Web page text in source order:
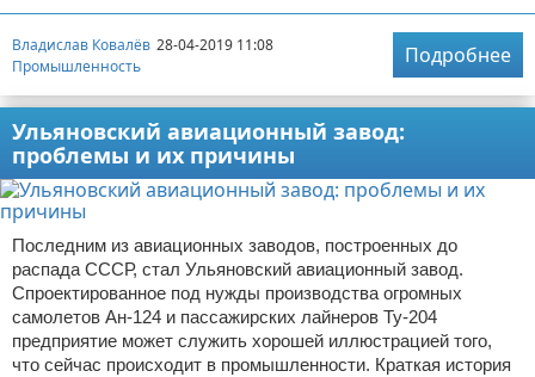
Владислав Ковалёв 28-04-2019 11:08
Промышленность
Подробнее
Ульяновский авиационный завод:
проблемы и их причины
Последним из авиационных заводов, построенных до
распада СССР, стал Ульяновский авиационный завод.
Спроектированное под нужды производства огромных
самолетов Ан-124 и пассажирских лайнеров Ту-204
предприятие может служить хорошей иллюстрацией того,
что сейчас происходит в промышленности. Краткая история